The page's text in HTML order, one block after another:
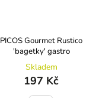
PICOS Gourmet Rustico
'bagetky' gastro
Skladem
197 Kč